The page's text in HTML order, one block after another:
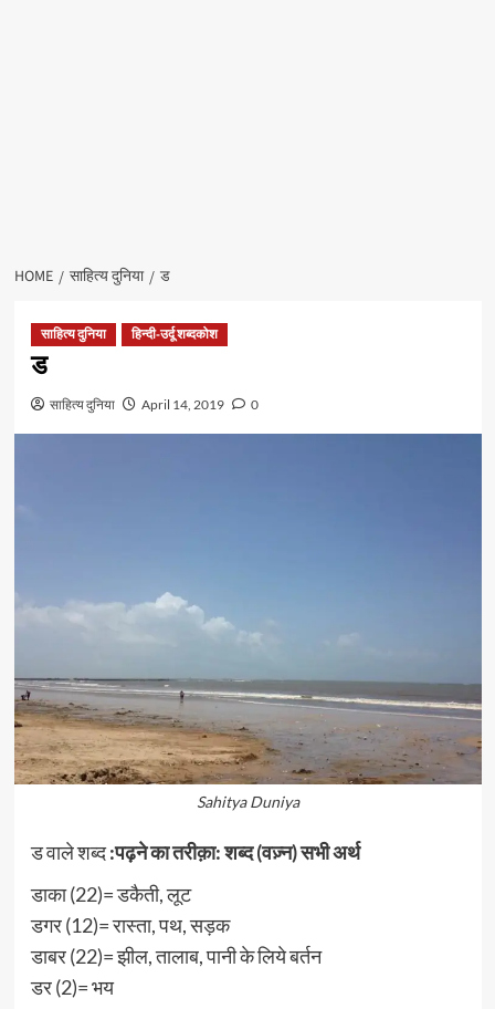
HOME साहित्य दुनिया ड
साहित्य दुनिया हिन्दी-उर्दू शब्दकोश
ड
साहित्य दुनिया April 14, 2019 0
Sahitya Duniya
ड वाले शब्द:पढ़ने का तरीक़ा: शब्द (वज़्न) सभी अर्थ
डाका (22)= डकैती, लूट
डगर (12)= रास्ता, पथ, सड़क
डाबर (22)= झील, तालाब, पानी के लिये बर्तन
डर (2)= भय